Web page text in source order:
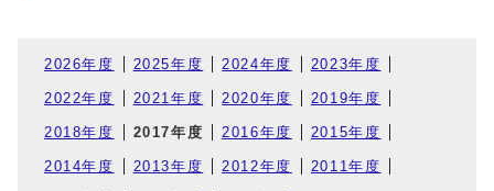
2026年度 2025年度 2024年度 2023年度
2022年度 2021年度 2020年度 2019年度
2018年度 2017年度 2016年度 2015年度
2014年度 2013年度 2012年度 2011年度